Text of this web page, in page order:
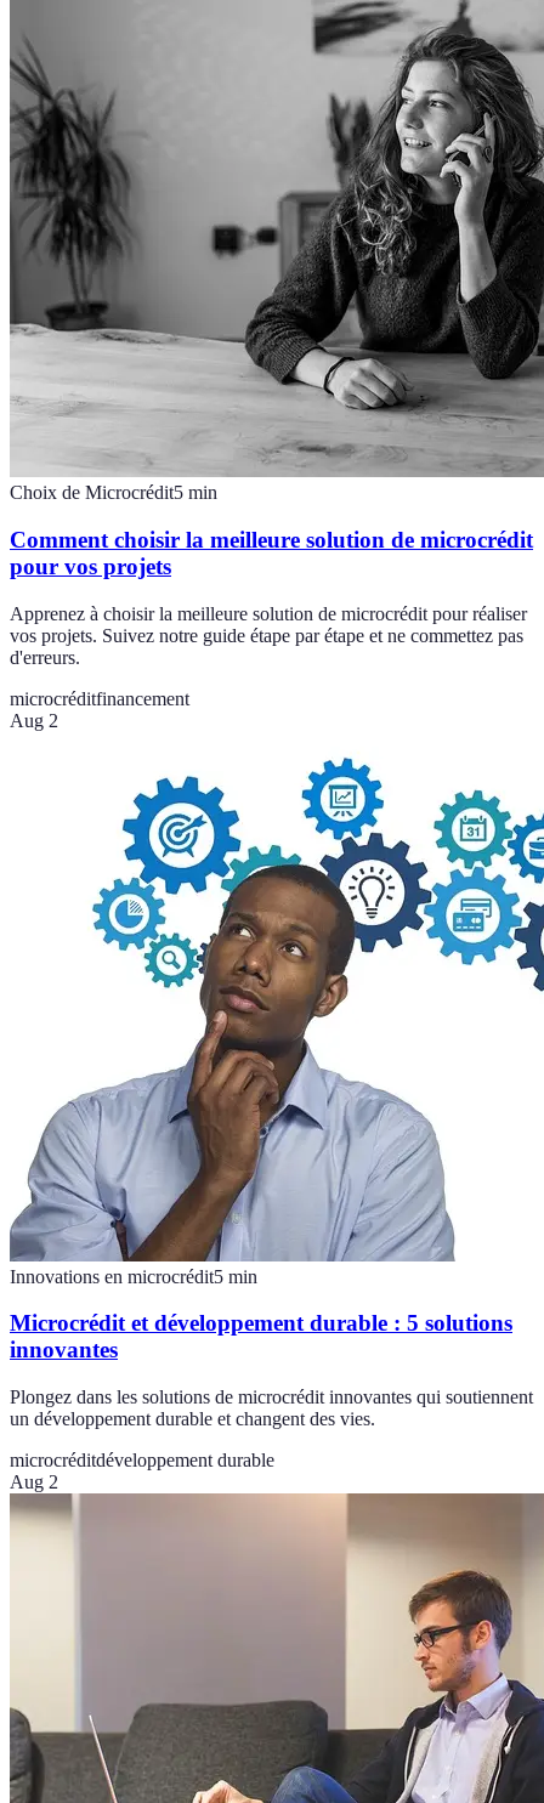
Choix de Microcrédit5 min
Comment choisir la meilleure solution de microcrédit
pour vos projets
Apprenez à choisir la meilleure solution de microcrédit pour réaliser
vos projets. Suivez notre guide étape par étape et ne commettez pas
d'erreurs.
microcréditfinancement
Aug 2
Innovations en microcrédit5 min
Microcrédit et développement durable : 5 solutions
innovantes
Plongez dans les solutions de microcrédit innovantes qui soutiennent
un développement durable et changent des vies.
microcréditdéveloppement durable
Aug 2